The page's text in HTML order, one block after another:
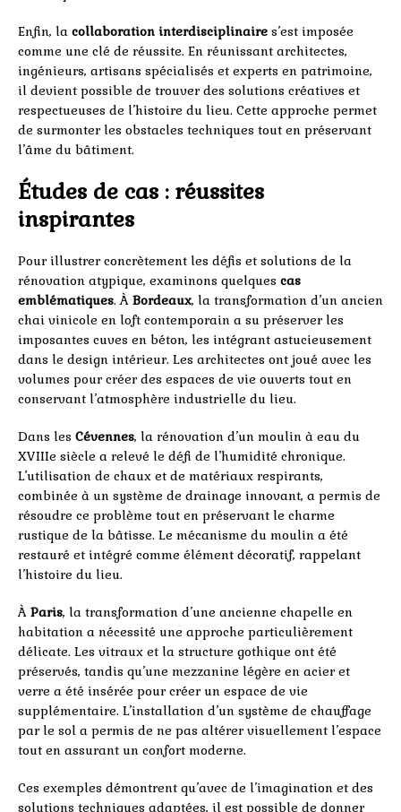
Enfin, la collaboration interdisciplinaire s’est imposée
comme une clé de réussite. En réunissant architectes,
ingénieurs, artisans spécialisés et experts en patrimoine,
il devient possible de trouver des solutions créatives et
respectueuses de l’histoire du lieu. Cette approche permet
de surmonter les obstacles techniques tout en préservant
l’âme du bâtiment.
Études de cas : réussites
inspirantes
Pour illustrer concrètement les défis et solutions de la
rénovation atypique, examinons quelques cas
emblématiques. À Bordeaux, la transformation d’un ancien
chai vinicole en loft contemporain a su préserver les
imposantes cuves en béton, les intégrant astucieusement
dans le design intérieur. Les architectes ont joué avec les
volumes pour créer des espaces de vie ouverts tout en
conservant l’atmosphère industrielle du lieu.
Dans les Cévennes, la rénovation d’un moulin à eau du
XVIIIe siècle a relevé le défi de l’humidité chronique.
L’utilisation de chaux et de matériaux respirants,
combinée à un système de drainage innovant, a permis de
résoudre ce problème tout en préservant le charme
rustique de la bâtisse. Le mécanisme du moulin a été
restauré et intégré comme élément décoratif, rappelant
l’histoire du lieu.
À Paris, la transformation d’une ancienne chapelle en
habitation a nécessité une approche particulièrement
délicate. Les vitraux et la structure gothique ont été
préservés, tandis qu’une mezzanine légère en acier et
verre a été insérée pour créer un espace de vie
supplémentaire. L’installation d’un système de chauffage
par le sol a permis de ne pas altérer visuellement l’espace
tout en assurant un confort moderne.
Ces exemples démontrent qu’avec de l’imagination et des
solutions techniques adaptées, il est possible de donner